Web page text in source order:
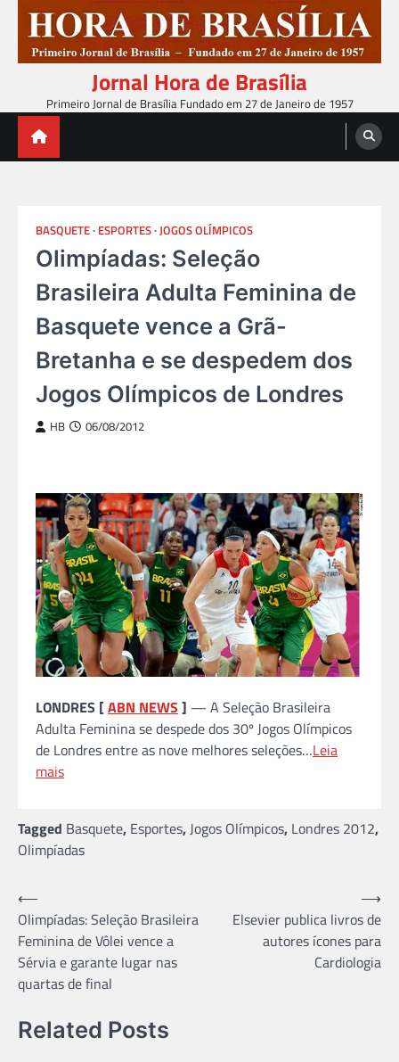
content
Jornal Hora de Brasília
Primeiro Jornal de Brasília Fundado em 27 de Janeiro de 1957
BASQUETE ESPORTES JOGOS OLÍMPICOS
Olimpíadas: Seleção
Brasileira Adulta Feminina de
Basquete vence a Grã-
Bretanha e se despedem dos
Jogos Olímpicos de Londres
HB 06/08/2012
LONDRES [ABN NEWS ] — A Seleção Brasileira
Adulta Feminina se despede dos 30º Jogos Olímpicos
de Londres entre as nove melhores seleções…Leia
mais
Tagged Basquete, Esportes, Jogos Olímpicos, Londres 2012,
Olimpíadas
Navegação
de
Post
⟵
Olimpíadas: Seleção Brasileira
Feminina de Vôlei vence a
Sérvia e garante lugar nas
quartas de final
Elsevier publica livros de
autores ícones para
Cardiologia
⟶
Related Posts